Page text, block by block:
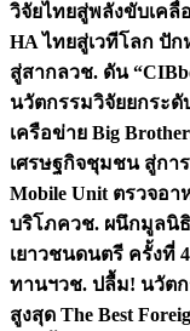
วิจัยไทยสู่พลังขับเคลื่
HA ไทยสู่เวทีโลก ปั
สู่สากลวช. ดัน
นวัตกรรมวิจัยยกระ
เครือข่าย Big
เศรษฐกิจชุมชน สู่กา
Mobile Unit ตรวจอ
บริโภควช. ผนึกมูลนิ
เยาวชนดนตรี ครั้งที่
ทานฯวช. ปลื้ม! นวัต
สูงสุด The Best